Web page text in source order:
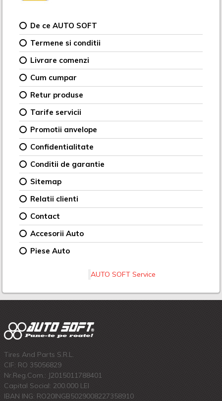
De ce AUTO SOFT
Termene si conditii
Livrare comenzi
Cum cumpar
Retur produse
Tarife servicii
Promotii anvelope
Confidentialitate
Conditii de garantie
Sitemap
Relatii clienti
Contact
Accesorii Auto
Piese Auto
AUTO SOFT Service
Tires And Parts S.R.L.
CIF: RO 35056829
Nr.Reg.Com.: J2015011788401
Capital Social: 200.000 LEI
IBAN ING: RO20INGB5029008227358910